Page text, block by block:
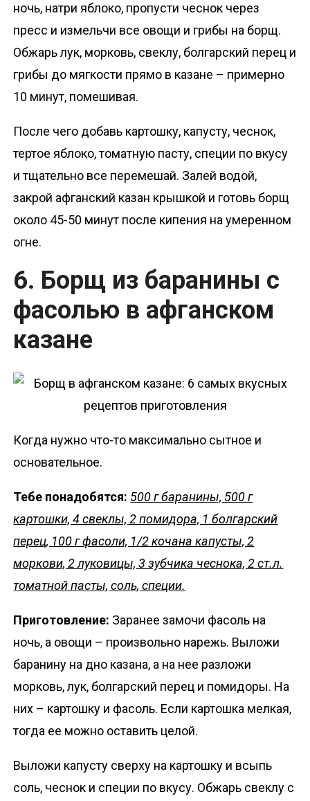
ночь, натри яблоко, пропусти чеснок через
пресс и измельчи все овощи и грибы на борщ.
Обжарь лук, морковь, свеклу, болгарский перец и
грибы до мягкости прямо в казане – примерно
10 минут, помешивая.
После чего добавь картошку, капусту, чеснок,
тертое яблоко, томатную пасту, специи по вкусу
и тщательно все перемешай. Залей водой,
закрой афганский казан крышкой и готовь борщ
около 45-50 минут после кипения на умеренном
огне.
6. Борщ из баранины с
фасолью в афганском
казане
Когда нужно что-то максимально сытное и
основательное.
Тебе понадобятся: 500 г баранины, 500 г
картошки, 4 свеклы, 2 помидора, 1 болгарский
перец, 100 г фасоли, 1/2 кочана капусты, 2
моркови, 2 луковицы, 3 зубчика чеснока, 2 ст.л.
томатной пасты, соль, специи.
Приготовление: Заранее замочи фасоль на
ночь, а овощи – произвольно нарежь. Выложи
баранину на дно казана, а на нее разложи
морковь, лук, болгарский перец и помидоры. На
них – картошку и фасоль. Если картошка мелкая,
тогда ее можно оставить целой.
Выложи капусту сверху на картошку и всыпь
соль, чеснок и специи по вкусу. Обжарь свеклу с